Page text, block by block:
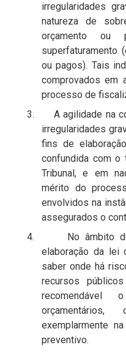
irregularidades
natureza de
orçamento ou
superfaturamento
ou pagos). Tais
comprovados em
processo de
3. A agilidade na
irregularidades
fins de
confundida com
Tribunal, e em
mérito do
envolvidos na
assegurados o
4. No âmbito do
elaboração da lei
saber onde há
recursos
recomendável
exemplarmente
preventivo.